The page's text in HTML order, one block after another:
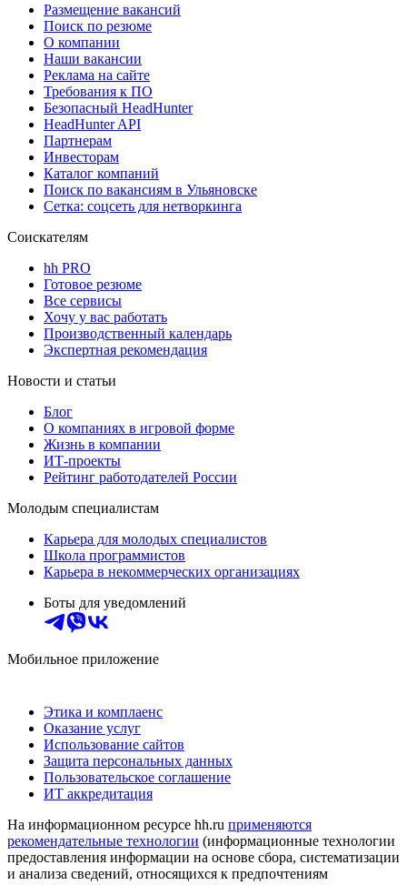
Размещение вакансий
Поиск по резюме
О компании
Наши вакансии
Реклама на сайте
Требования к ПО
Безопасный HeadHunter
HeadHunter API
Партнерам
Инвесторам
Каталог компаний
Поиск по вакансиям в Ульяновске
Сетка: соцсеть для нетворкинга
Соискателям
hh PRO
Готовое резюме
Все сервисы
Хочу у вас работать
Производственный календарь
Экспертная рекомендация
Новости и статьи
Блог
О компаниях в игровой форме
Жизнь в компании
ИТ-проекты
Рейтинг работодателей России
Молодым специалистам
Карьера для молодых специалистов
Школа программистов
Карьера в некоммерческих организациях
Боты для уведомлений
Мобильное приложение
Этика и комплаенс
Оказание услуг
Использование сайтов
Защита персональных данных
Пользовательское соглашение
ИТ аккредитация
На информационном ресурсе hh.ru применяются
рекомендательные технологии (информационные технологии
предоставления информации на основе сбора, систематизации
и анализа сведений, относящихся к предпочтениям